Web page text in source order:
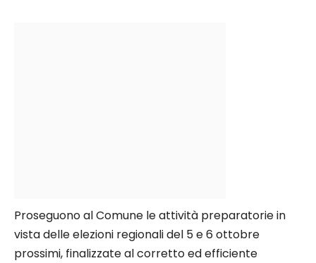
Proseguono al Comune le attività preparatorie in
vista delle elezioni regionali del 5 e 6 ottobre
prossimi, finalizzate al corretto ed efficiente